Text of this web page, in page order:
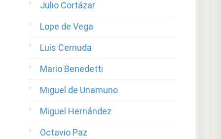
Julio Cortázar
Lope de Vega
Luis Cernuda
Mario Benedetti
Miguel de Unamuno
Miguel Hernández
Octavio Paz